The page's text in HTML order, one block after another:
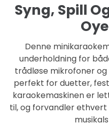
Syng, Spill
Denne
underholdning for
trådløse mikrofoner
perfekt for duetter,
karaokemaskinen er
til, og forvandler